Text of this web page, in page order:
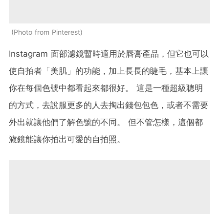
Photo from Pinterest
Instagram 面部濾鏡暫時適用於唇膏產品，但它也可以
使自拍者「美肌」的功能，加上長長的睫毛，基本上讓
你在每個色號中都看起來都很好。
這是一種超級聰明
的方式，去說服更多的人去掏出錢包包色，或者不需要
外出就讓他們了解色號的不同。
但不管怎樣，這個都
濾鏡能讓你拍出可愛的自拍照。